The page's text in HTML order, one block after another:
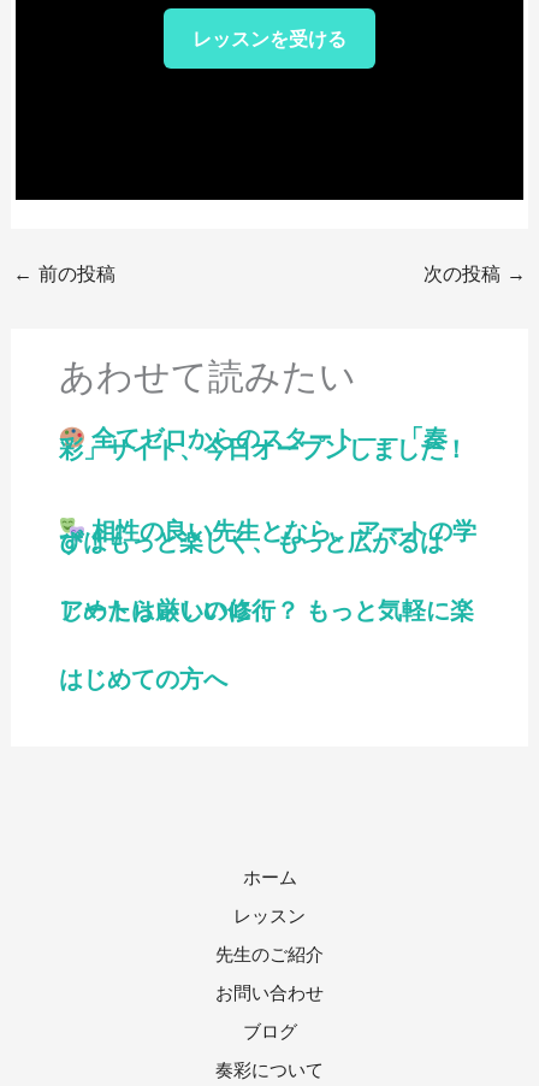
レッスンを受ける
← 前の投稿 次の投稿 →
あわせて読みたい
全てゼロからのスタート——「奏
彩」サイト、今日オープンしました！
相性の良い先生となら、アートの学
びはもっと楽しく、もっと広がるはず！
アートは厳しい修行？ もっと気軽に楽しめたらいいのに！
はじめての方へ
ホーム
レッスン
先生のご紹介
お問い合わせ
ブログ
奏彩について